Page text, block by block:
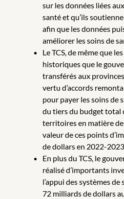
sur les données liées
santé et qu’ils
afin que les données
améliorer les soins de
Le TCS, de même que
historiques que le
transférés aux
vertu d’accords
pour payer les soins de
du tiers du budget total
territoires en matière de
valeur de ces points
de dollars en 2022-
En plus du TCS, le
réalisé d’importants
l’appui des systèmes
72 milliards de dollars